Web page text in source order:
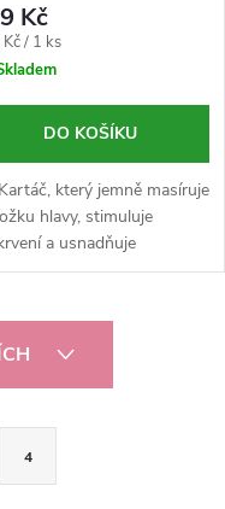
Kč
/ 1 ks
DO KOŠÍKU
který jemně masíruje
hlavy, stimuluje
a usnadňuje
vlasů bez tahání.
4